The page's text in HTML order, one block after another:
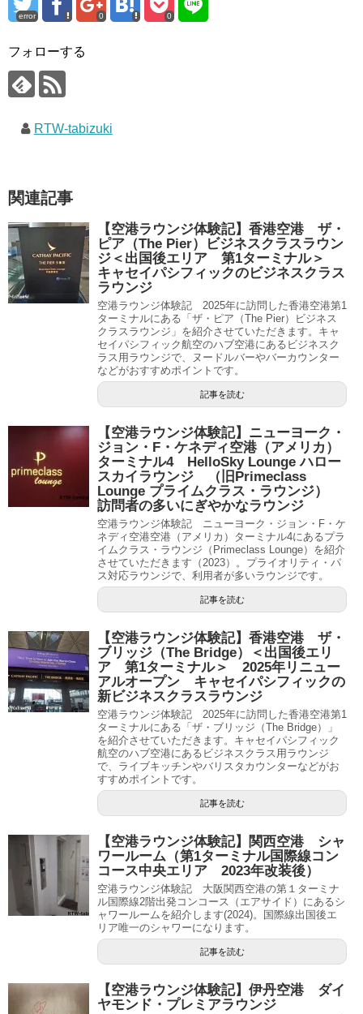
error 0 0
フォローする
RTW-tabizuki
関連記事
【空港ラウンジ体験記】香港空港 ザ・
ピア（The Pier）ビジネスクラスラウン
ジ＜出国後エリア 第1ターミナル＞
キャセイパシフィックのビジネスクラス
ラウンジ
空港ラウンジ体験記 2025年に訪問した香港空港第1
ターミナルにある「ザ・ピア（The Pier）ビジネス
クラスラウンジ」を紹介させていただきます。キャ
セイパシフィック航空のハブ空港にあるビジネスク
ラス用ラウンジで、ヌードルバーやバーカウンター
などがおすすめポイントです。
記事を読む
【空港ラウンジ体験記】ニューヨーク・
ジョン・F・ケネディ空港（アメリカ）
ターミナル4 HelloSky Lounge ハロー
スカイラウンジ （旧Primeclass
Lounge プライムクラス・ラウンジ）
訪問者の多いにぎやかなラウンジ
空港ラウンジ体験記 ニューヨーク・ジョン・F・ケ
ネディ空港空港（アメリカ）ターミナル4にあるプラ
イムクラス・ラウンジ（Primeclass Lounge）を紹介
させていただきます（2023）。プライオリティ・パ
ス対応ラウンジで、利用者が多いラウンジです。
記事を読む
【空港ラウンジ体験記】香港空港 ザ・
ブリッジ（The Bridge）＜出国後エリ
ア 第1ターミナル＞ 2025年リニュー
アルオープン キャセイパシフィックの
新ビジネスクラスラウンジ
空港ラウンジ体験記 2025年に訪問した香港空港第1
ターミナルにある「ザ・ブリッジ（The Bridge）」
を紹介させていただきます。キャセイパシフィック
航空のハブ空港にあるビジネスクラス用ラウンジ
で、ライブキッチンやバリスタカウンターなどがお
すすめポイントです。
記事を読む
【空港ラウンジ体験記】関西空港 シャ
ワールーム（第1ターミナル国際線コン
コース中央エリア 2023年改装後）
空港ラウンジ体験記 大阪関西空港の第１ターミナ
ル国際線2階出発コンコース（エアサイド）にあるシ
ャワールームを紹介します(2024)。国際線出国後エ
リア唯一のシャワーになります。
記事を読む
【空港ラウンジ体験記】伊丹空港 ダイ
ヤモンド・プレミアラウンジ